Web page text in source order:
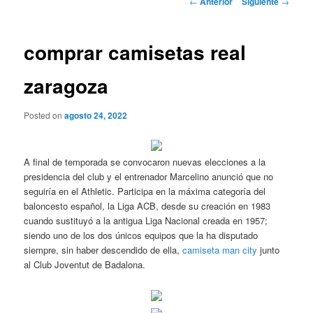
comprar camisetas real
zaragoza
Posted onagosto 24, 2022
A final de temporada se convocaron nuevas elecciones a la
presidencia del club y el entrenador Marcelino anunció que no
seguiría en el Athletic. Participa en la máxima categoría del
baloncesto español, la Liga ACB, desde su creación en 1983
cuando sustituyó a la antigua Liga Nacional creada en 1957;
siendo uno de los dos únicos equipos que la ha disputado
siempre, sin haber descendido de ella,camiseta man city junto
al Club Joventut de Badalona.